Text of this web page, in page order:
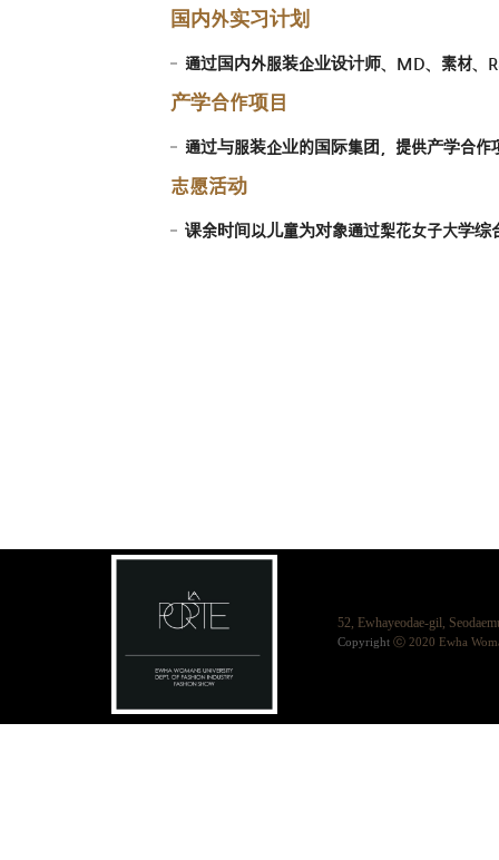
国内外实习计划
通过国内外服装企业设计师、MD、素材、
产学合作项目
通过与服装企业的国际集团，提供产学合
志愿活动
课余时间以儿童为对象通过梨花女子大学
52, Ewhayeodae-gil,
Copyright ⓒ 2020 Ewha